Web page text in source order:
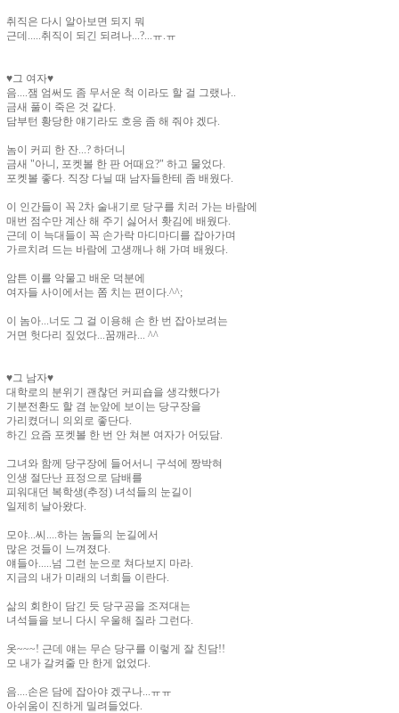
취직은 다시 알아보면 되지 뭐
근데.....취직이 되긴 되려나...?...ㅠ.ㅠ
♥그 여자♥
음....잼 엄써도 좀 무서운 척 이라도 할 걸 그랬나..
금새 풀이 죽은 것 같다.
담부턴 황당한 얘기라도 호응 좀 해 줘야 겠다.
놈이 커피 한 잔...? 하더니
금새 "아니, 포켓볼 한 판 어때요?" 하고 물었다.
포켓볼 좋다. 직장 다닐 때 남자들한테 좀 배웠다.
이 인간들이 꼭 2차 술내기로 당구를 치러 가는 바람에
매번 점수만 계산 해 주기 싫어서 홧김에 배웠다.
근데 이 늑대들이 꼭 손가락 마디마디를 잡아가며
가르치려 드는 바람에 고생깨나 해 가며 배웠다.
암튼 이를 악물고 배운 덕분에
여자들 사이에서는 쫌 치는 편이다.^^;
이 놈아...너도 그 걸 이용해 손 한 번 잡아보려는
거면 헛다리 짚었다...꿈깨라... ^^
♥그 남자♥
대학로의 분위기 괜찮던 커피숍을 생각했다가
기분전환도 할 겸 눈앞에 보이는 당구장을
가리켰더니 의외로 좋단다.
하긴 요즘 포켓볼 한 번 안 쳐본 여자가 어딨담.
그녀와 함께 당구장에 들어서니 구석에 짱박혀
인생 절단난 표정으로 담배를
피워대던 복학생(추정) 녀석들의 눈길이
일제히 날아왔다.
모야...씨....하는 놈들의 눈길에서
많은 것들이 느껴졌다.
얘들아.....넘 그런 눈으로 쳐다보지 마라.
지금의 내가 미래의 너희들 이란다.
삶의 회한이 담긴 듯 당구공을 조져대는
녀석들을 보니 다시 우울해 질라 그런다.
옷~~~! 근데 얘는 무슨 당구를 이렇게 잘 친담!!
모 내가 갈켜줄 만 한게 없었다.
음....손은 담에 잡아야 겠구나...ㅠㅠ
아쉬움이 진하게 밀려들었다.